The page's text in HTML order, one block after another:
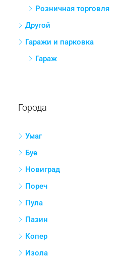
Розничная торговля
Другой
Гаражи и парковка
Гараж
Города
Умаг
Буе
Новиград
Пореч
Пула
Пазин
Копер
Изола